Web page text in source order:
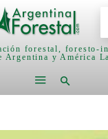
forestal, foresto-
Argentina y América